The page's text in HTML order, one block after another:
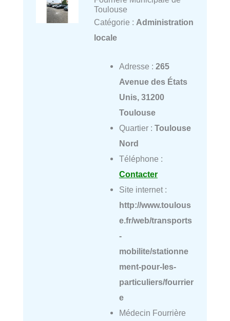
Toulouse
Catégorie : Administration
locale
Adresse : 265
Avenue des États
Unis, 31200
Toulouse
Quartier : Toulouse
Nord
Téléphone :
Contacter
Site internet :
http://www.toulous
e.fr/web/transports
-
mobilite/stationne
ment-pour-les-
particuliers/fourrier
e
Médecin Fourrière